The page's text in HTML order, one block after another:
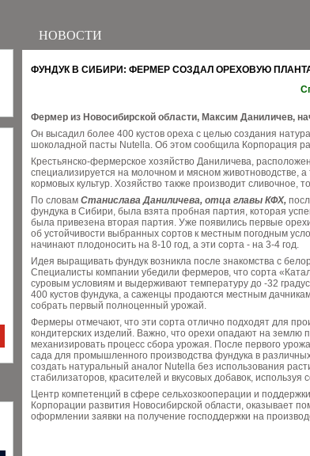
НОВОСТИ
ФУНДУК В СИБИРИ: ФЕРМЕР СОЗДАЛ ОРЕХОВУЮ
Фермер из Новосибирской области, Максим Даниличев,
Он высадил более 400 кустов ореха с целью создания
шоколадной пасты Nutella. Об этом сообщила Корпорация
Крестьянско-фермерское хозяйство Даниличева,
специализируется на молочном и мясном животноводстве,
кормовых культур. Хозяйство также производит сливочное,
По словам Станислава Даниличева, отца главы КФХ,
фундука в Сибири, была взята пробная партия, которая
была привезена вторая партия. Уже появились первые
об устойчивости выбранных сортов к местным погодным
начинают плодоносить на 8-10 год, а эти сорта - на 3-4 год.
Идея выращивать фундук возникла после знакомства с
Специалисты компании убедили фермеров, что сорта
суровым условиям и выдерживают температуру до -32
400 кустов фундука, а саженцы продаются местным
собрать первый полноценный урожай.
Фермеры отмечают, что эти сорта отлично подходят для
кондитерских изделий. Важно, что орехи опадают на землю
механизировать процесс сбора урожая. После первого
сада для промышленного производства фундука в
создать натуральный аналог Nutella без использования
стабилизаторов, красителей и вкусовых добавок, используя
Центр компетенций в сфере сельхозкооперации и
Корпорации развития Новосибирской области, оказывает
оформлении заявки на получение господдержки на